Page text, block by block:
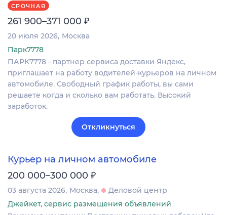
СРОЧНАЯ
261 900–371 000 ₽
20 июля 2026 Москва
Парк7778
ПАРК7778 - партнер сервиса доставки Яндекс,
приглашает на работу водителей-курьеров на личном
автомобиле. Свободный график работы, вы сами
решаете когда и сколько вам работать. Высокий
заработок.
Откликнуться
Курьер на личном автомобиле
200 000–300 000 ₽
03 августа 2026 Москва
Деловой центр
Джейкет, сервис размещения объявлений